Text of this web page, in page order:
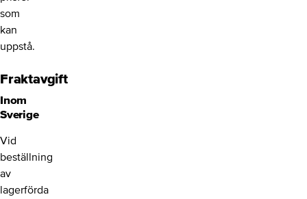
som
kan
uppstå.
Fraktavgift
Inom
Sverige
Vid
beställning
av
lagerförda